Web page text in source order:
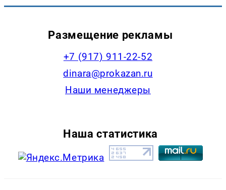
Размещение рекламы
+7 (917) 911-22-52
dinara@prokazan.ru
Наши менеджеры
Наша статистика